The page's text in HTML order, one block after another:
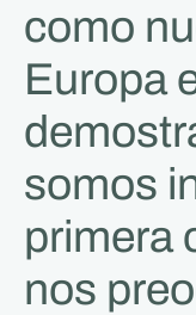
como
Europa
somos
primera
nos